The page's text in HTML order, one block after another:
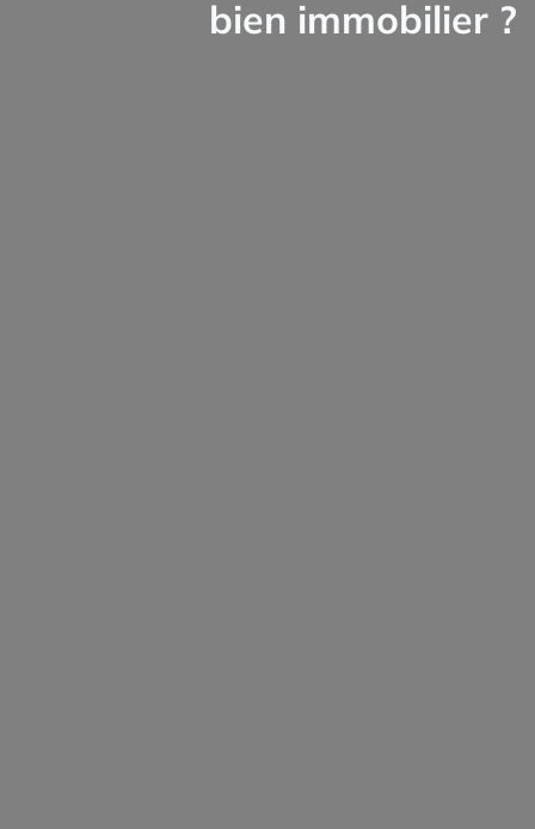
bien immobilier ?